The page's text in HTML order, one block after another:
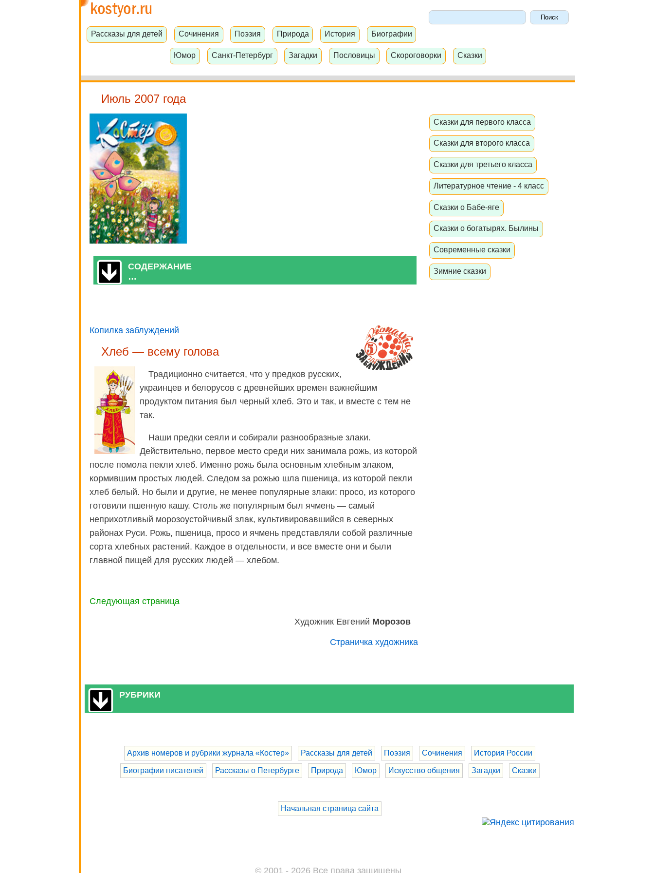
Рассказы для детей Сочинения Поэзия Природа История Биографии
Юмор Санкт-Петербург Загадки Пословицы Скороговорки Сказки
Июль 2007 года
СОДЕРЖАНИЕ
…
Копилка заблуждений
Хлеб — всему голова
Традиционно считается, что у предков русских,
украинцев и белорусов с древнейших времен важнейшим
продуктом питания был черный хлеб. Это и так, и вместе с тем не
так.
Наши предки сеяли и собирали разнообразные злаки.
Действительно, первое место среди них занимала рожь, из которой
после помола пекли хлеб. Именно рожь была основным хлебным злаком,
кормившим простых людей. Следом за рожью шла пшеница, из которой пекли
хлеб белый. Но были и другие, не менее популярные злаки: просо, из которого
готовили пшенную кашу. Столь же популярным был ячмень — самый
неприхотливый морозоустойчивый злак, культивировавшийся в северных
районах Руси. Рожь, пшеница, просо и ячмень представляли собой различные
сорта хлебных растений. Каждое в отдельности, и все вместе они и были
главной пищей для русских людей — хлебом.
Следующая страница
Художник Евгений Морозов
Страничка художника
Сказки для первого класса
Сказки для второго класса
Сказки для третьего класса
Литературное чтение - 4 класс
Сказки о Бабе-яге
Сказки о богатырях. Былины
Современные сказки
Зимние сказки
РУБРИКИ
Архив номеров и рубрики журнала «Костер» Рассказы для детей Поэзия Сочинения История России
Биографии писателей Рассказы о Петербурге Природа Юмор Искусство общения Загадки Сказки
Начальная страница сайта
© 2001 - 2026 Все права защищены